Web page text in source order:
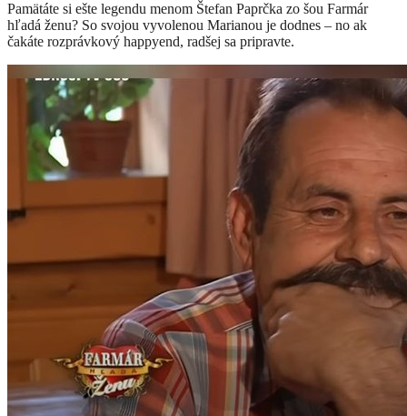
Pamätáte si ešte legendu menom Štefan Paprčka zo šou Farmár
hľadá ženu? So svojou vyvolenou Marianou je dodnes – no ak
čakáte rozprávkový happyend, radšej sa pripravte.